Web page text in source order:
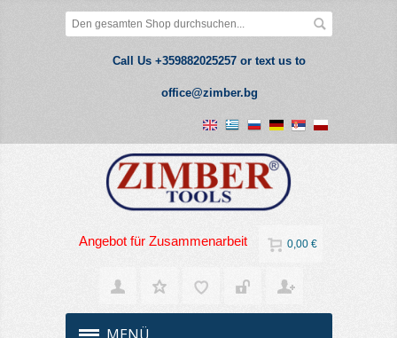
Call Us +359882025257 or text us to
office@zimber.bg
Angebot für Zusammenarbeit 0,00 €